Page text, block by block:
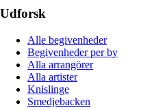
Udforsk
Alle begivenheder
Begivenheder per by
Alla arrangörer
Alla artister
Knislinge
Smedjebacken